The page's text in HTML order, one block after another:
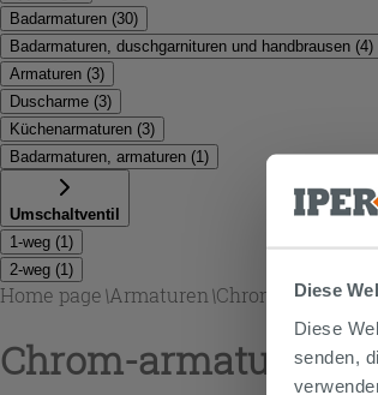
Diese
Diese
senden,
Badarmaturen (30)
Badarmaturen, duschgarnituren und handbrausen (4)
Armaturen (3)
Duscharme (3)
Küchenarmaturen (3)
Badarmaturen, armaturen (1)
Umschaltventil
1-weg (1)
2-weg (1)
Home page\Armaturen \Chrom-
Chrom-armaturen